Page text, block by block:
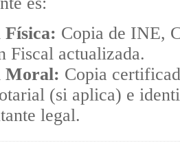
Física: Copia de INE,
Fiscal actualizada.
Moral: Copia
(si aplica) e
legal.